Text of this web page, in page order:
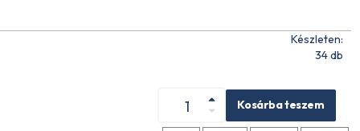
Készleten:
34 db
Kosárba teszem